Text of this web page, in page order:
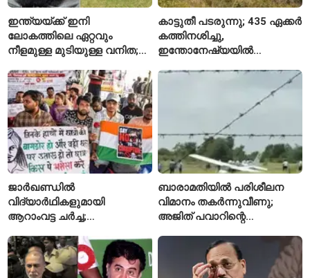
ഇന്ത്യയ്ക്ക് ഇനി
ലോകത്തിലെ ഏറ്റവും
നീളമുള്ള മുടിയുള്ള വനിത;
കാട്ടുതീ പടരുന്നു; 435 ഏക്കർ
കത്തിനശിച്ചു,
ഇന്തോനേഷ്യയിൽ
ജാർഖണ്ഡിൽ
വിദ്യാർഥികളുമായി
ആറാംവട്ട ചർച്ച;
ദിവസത്തിലേക്ക്
ബാരാമതിയിൽ പരിശീലന
വിമാനം തകർന്നുവീണു;
അജിത് പവാറിന്റെ
രണ്ടാമത്തെ സംഭവം